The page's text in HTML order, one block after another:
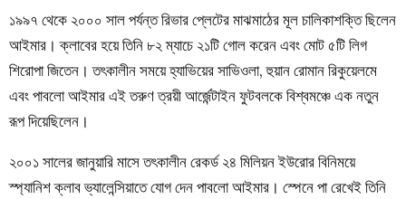
১৯৯৭ থেকে ২০০০ সাল পর্যন্ত রিভার প্লেটের মাঝমাঠের মূল চালিকাশক্তি ছিলেন
আইমার। ক্লাবের হয়ে তিনি ৮২ ম্যাচে ২১টি গোল করেন এবং মোট ৫টি লিগ
শিরোপা জিতেন। তৎকালীন সময়ে হ্যাভিয়ের সাভিওলা, হুয়ান রোমান রিকুয়েলমে
এবং পাবলো আইমার এই তরুণ ত্রয়ী আর্জেন্টাইন ফুটবলকে বিশ্বমঞ্চে এক নতুন
রূপ দিয়েছিলেন।
২০০১ সালের জানুয়ারি মাসে তৎকালীন রেকর্ড ২৪ মিলিয়ন ইউরোর বিনিময়ে
স্প্যানিশ ক্লাব ভ্যালেন্সিয়াতে যোগ দেন পাবলো আইমার। স্পেনে পা রেখেই তিনি